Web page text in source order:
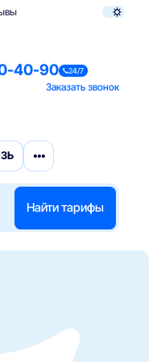
40-90 24/7
Заказать звонок
•••
Найти тарифы